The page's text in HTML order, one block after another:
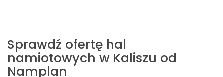
Sprawdź ofertę hal
namiotowych w Kaliszu od
Namplan